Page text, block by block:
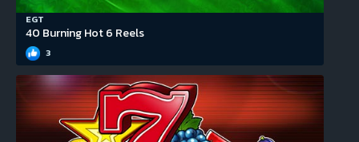
EGT
40 Burning Hot 6 Reels
3